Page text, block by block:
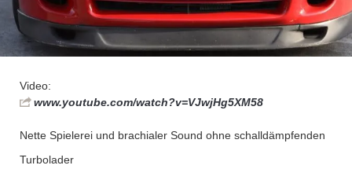
Video:
www.youtube.com/watch?v=VJwjHg5XM58
Nette Spielerei und brachialer Sound ohne schalldämpfenden
Turbolader